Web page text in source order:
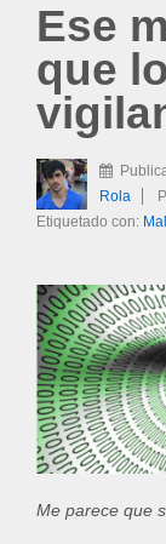
Ese
que
Rola
Etiquetado con:
Me parece que